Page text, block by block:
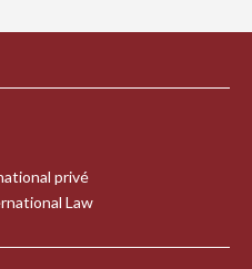
privé
Law